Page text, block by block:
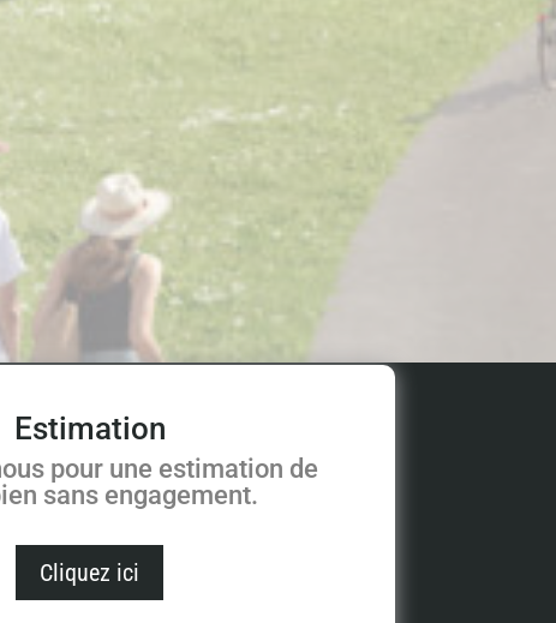
Estimation
pour une estimation de
sans engagement.
Cliquez ici